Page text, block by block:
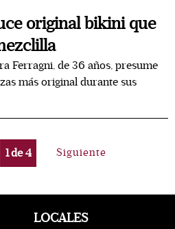
original bikini que
Ferragni, de 36 años, presume
más original durante sus
1de4 Siguiente
LOCALES